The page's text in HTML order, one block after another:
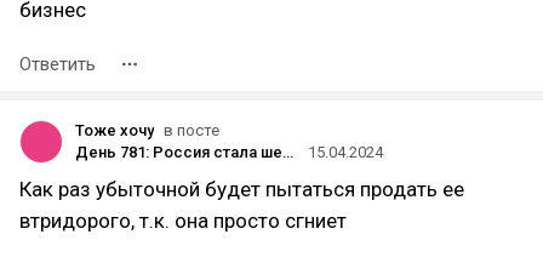
бизнес
Ответить
Тоже хочу в посте
День 781: Россия стала шестым крупнейшим импортёром клубники в 2023 году
15.04.2024
Как раз убыточной будет пытаться продать ее
втридорого, т.к. она просто сгниет